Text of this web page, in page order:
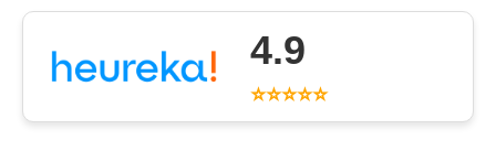
4.9
⭐⭐⭐⭐⭐